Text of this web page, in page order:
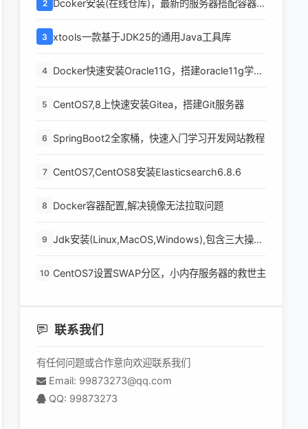
2
Dcoker安装(在线仓库)，最新的服务器搭配容器使
3 xtools一款基于JDK25的通用Java工具库
4 Docker快速安装Oracle11G，搭建oracle11g学习
5 CentOS7,8上快速安装Gitea，搭建Git服务器
6 SpringBoot2全家桶，快速入门学习开发网站教程
7 CentOS7,CentOS8安装Elasticsearch6.8.6
8 Docker容器配置,解决镜像无法拉取问题
9 Jdk安装(Linux,MacOS,Windows),包含三大操作
10 CentOS7设置SWAP分区，小内存服务器的救世主
联系我们
有任何问题或合作意向欢迎联系我们
Email: 99873273@qq.com
QQ: 99873273